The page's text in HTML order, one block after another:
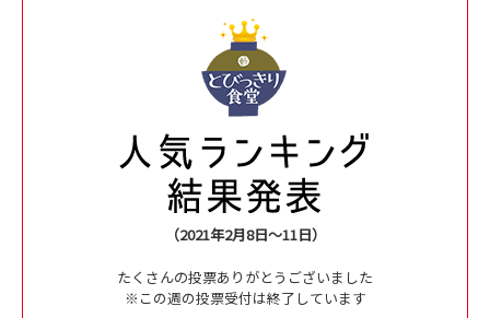
（2021年2月8日～11日）
たくさんの投票ありがとうございました
※この週の投票受付は終了しています